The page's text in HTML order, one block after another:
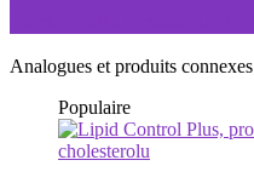
Analogues et produits connexes
Populaire